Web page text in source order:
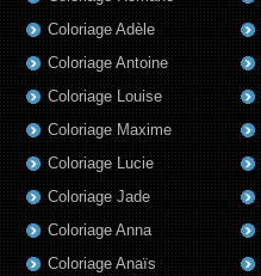
Coloriage Adèle
Coloriage Antoine
Coloriage Louise
Coloriage Maxime
Coloriage Lucie
Coloriage Jade
Coloriage Anna
Coloriage Anaïs